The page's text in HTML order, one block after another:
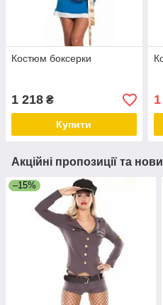
Костюм боксерки
1 218 ₴
Купити
Акційні пропозиції та
–15%